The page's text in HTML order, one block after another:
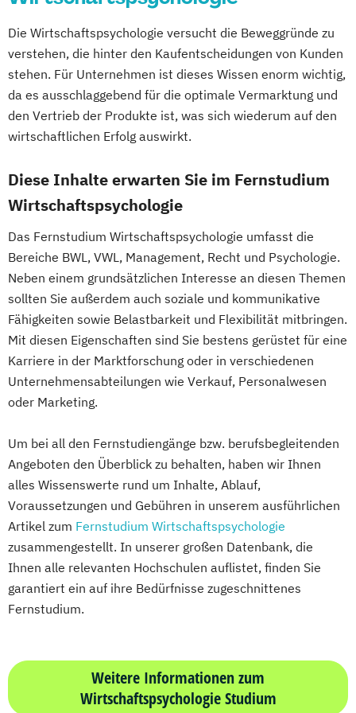
UX & Service Design UX-Design
Wirtschaftsingenieurwesen
Maschinenbau
Wirtschaftspsychologie & Künstliche
Wirtschaftspsychologie & Leadership
Wirtschaftspsychologie (DE/EN))
Wirtschaftspsychologie im Online-
Abendstudium
Wirtschaftsrecht
Wirtschaftswissenschaften
Materials Science
Mathematik für Studierende
wirtschaftswissenschaftlicher Fächer
Mechatronik
Mechatronik (M. Eng.) 3 oder 4 Semester
Mediengestaltung
Nachhaltiges Design
Nationale und internationale Zertifizierung
und Produktkennzeichnung
New Venture Management
Professional Software Engineering
Prozesssimulation in der
Verfahrenstechnik
Regenerative Energietechnik
Technikfolgen­abschätzung
Technische Betriebswirtschaft
Technische Informatik
Weiterbildung IT Sicherheit Management
Wirtschaftsinformatik
Wirtschaftsingenieurwesen
Baumanagement
Wirtschaftsingenieurwesen Digitale
Produktion (B. Eng.) 6 oder 7 Semester
Wirtschaftsingenieurwesen Erneuerbare
Intelligenz (B. Eng.) 6 oder 7 Semester
Wirtschaftsingenieurwesen Lebensmittel
Psychologie (Abendstudium)
Psychologie mit Schwerpunkt Arbeits-
Organisations- und Wirtschaftspsychologie
Psychologie mit Schwerpunkt
Gesundheitspsychologie
Psychologie mit Schwerpunkt Klinische
Psycholoische Diagnostik und Evaluation
Psychologie mit Schwerpunkt
Pädagogische Psychologie
Sales und Management Soziale Arbeit
Sozialmanagement
Strategy & Leadership
Taxation
Accounting Finance
UX Design & Management
Wirtschaftspsychologie
Wirtschaftsrecht
Aspekten
Die Wirtschaftspsychologie versucht die Beweggründe zu
verstehen, die hinter den Kaufentscheidungen von Kunden
stehen. Für Unternehmen ist dieses Wissen enorm wichtig,
da es ausschlaggebend für die optimale Vermarktung und
den Vertrieb der Produkte ist, was sich wiederum auf den
wirtschaftlichen Erfolg auswirkt.
Diese Inhalte erwarten Sie im Fernstudium
Wirtschaftspsychologie
Das Fernstudium Wirtschaftspsychologie umfasst die
Bereiche BWL, VWL, Management, Recht und Psychologie.
Neben einem grundsätzlichen Interesse an diesen Themen
sollten Sie außerdem auch soziale und kommunikative
Fähigkeiten sowie Belastbarkeit und Flexibilität mitbringen.
Mit diesen Eigenschaften sind Sie bestens gerüstet für eine
Karriere in der Marktforschung oder in verschiedenen
Unternehmensabteilungen wie Verkauf, Personalwesen
oder Marketing.
Um bei all den Fernstudiengänge bzw. berufsbegleitenden
Angeboten den Überblick zu behalten, haben wir Ihnen
alles Wissenswerte rund um Inhalte, Ablauf,
Voraussetzungen und Gebühren in unserem ausführlichen
Artikel zum Fernstudium Wirtschaftspsychologie
zusammengestellt. In unserer großen Datenbank, die
Ihnen alle relevanten Hochschulen auflistet, finden Sie
garantiert ein auf ihre Bedürfnisse zugeschnittenes
Fernstudium.
Weitere Informationen zum
Wirtschaftspsychologie Studium